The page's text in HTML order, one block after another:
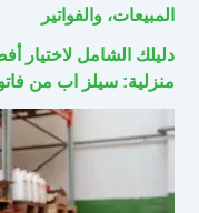
المبيعات، والفواتير
دليلك الشامل لاختيار
منزلية: سيلز اب من